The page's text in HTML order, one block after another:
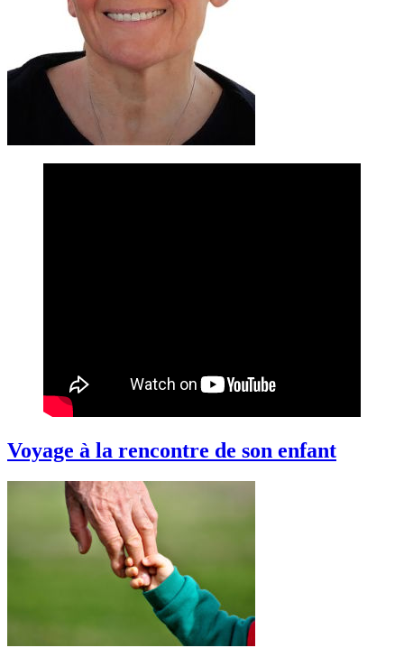
Voyage à la rencontre de son enfant